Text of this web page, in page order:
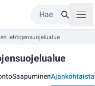
Hae
lehtojensuojelualue
SaapuminenAjankohtaista